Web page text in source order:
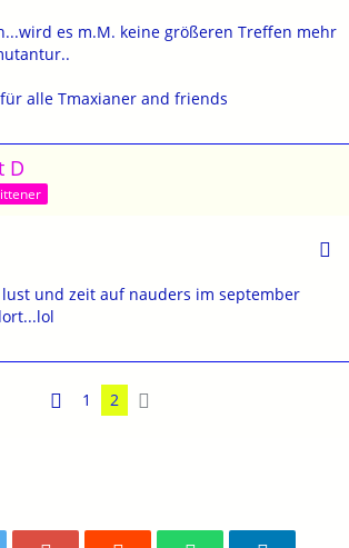
es m.M. keine größeren Treffen mehr
alle Tmaxianer and friends
D
lust und zeit auf nauders im september
1 2